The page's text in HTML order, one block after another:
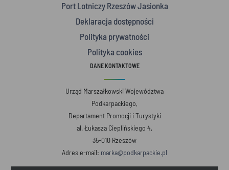
Port Lotniczy Rzeszów Jasionka
Deklaracja dostępności
Polityka prywatności
Polityka cookies
DANE KONTAKTOWE
Urząd Marszałkowski Województwa
Podkarpackiego,
Departament Promocji i Turystyki
al. Łukasza Cieplińskiego 4,
35-010 Rzeszów
Adres e-mail: marka@podkarpackie.pl